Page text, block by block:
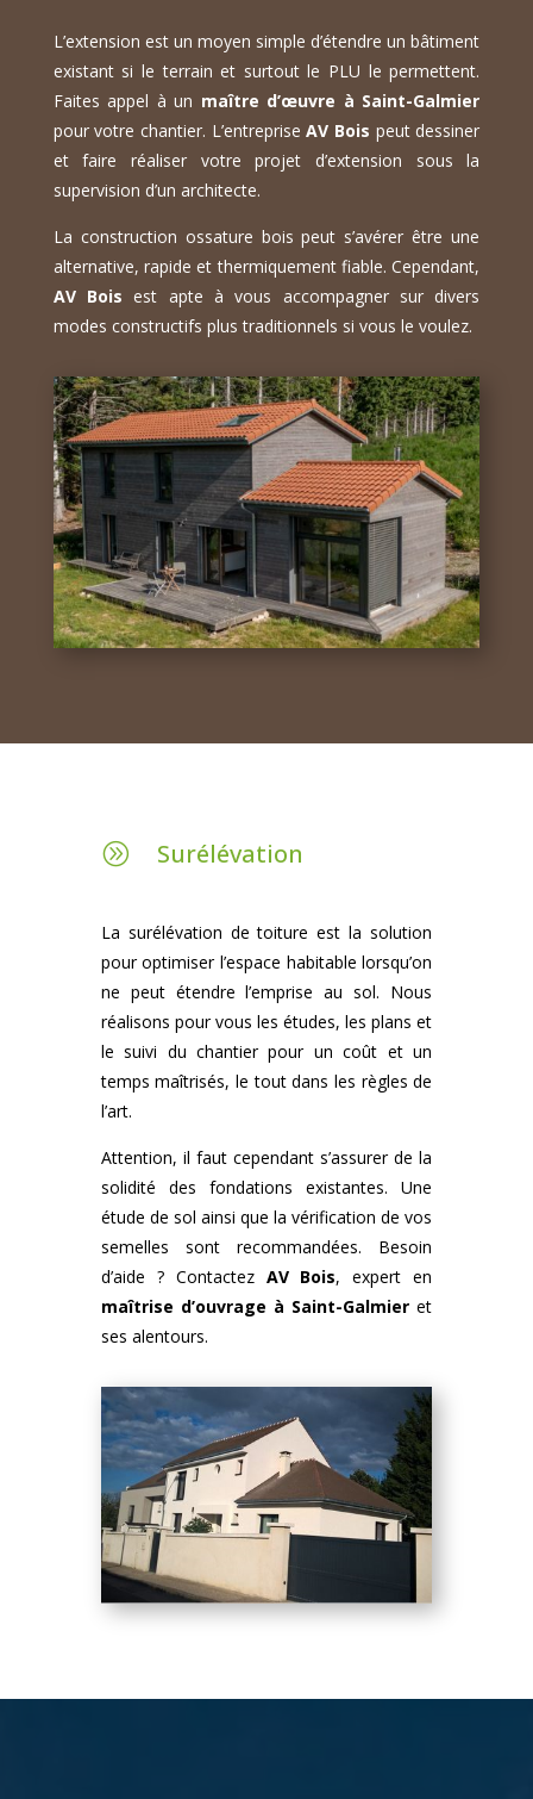
L’extension est un moyen simple d’étendre un bâtiment
existant si le terrain et surtout le PLU le permettent.
Faites appel à un maître d’œuvre à Saint-Galmier
pour votre chantier. L’entrepriseAV Bois peut dessiner
et faire réaliser votre projet d’extension sous la
supervision d’un architecte.
La construction ossature bois peut s’avérer être une
alternative, rapide et thermiquement fiable. Cependant,
AV Bois est apte à vous accompagner sur divers
modes constructifs plus traditionnels si vous le voulez.
A Surélévation
La surélévation de toiture est la solution
pour optimiser l’espace habitable lorsqu’on
ne peut étendre l’emprise au sol. Nous
réalisons pour vous les études, les plans et
le suivi du chantier pour un coût et un
temps maîtrisés, le tout dans les règles de
l’art.
Attention, il faut cependant s’assurer de la
solidité des fondations existantes. Une
étude de sol ainsi que la vérification de vos
semelles sont recommandées. Besoin
d’aide ? Contactez AV Bois, expert en
maîtrise d’ouvrage à Saint-Galmier et
ses alentours.